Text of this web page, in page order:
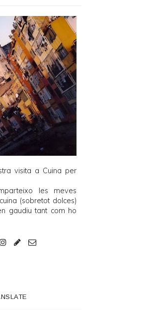
visita a Cuina per
les meves
(sobretot dolces)
gaudiu tant com ho